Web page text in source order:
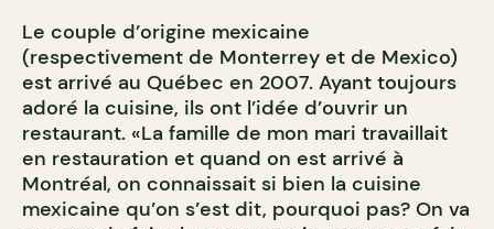
Le couple d’origine mexicaine
(respectivement de Monterrey et de Mexico)
est arrivé au Québec en 2007. Ayant toujours
adoré la cuisine, ils ont l’idée d’ouvrir un
restaurant. «La famille de mon mari travaillait
en restauration et quand on est arrivé à
Montréal, on connaissait si bien la cuisine
mexicaine qu’on s’est dit, pourquoi pas? On va